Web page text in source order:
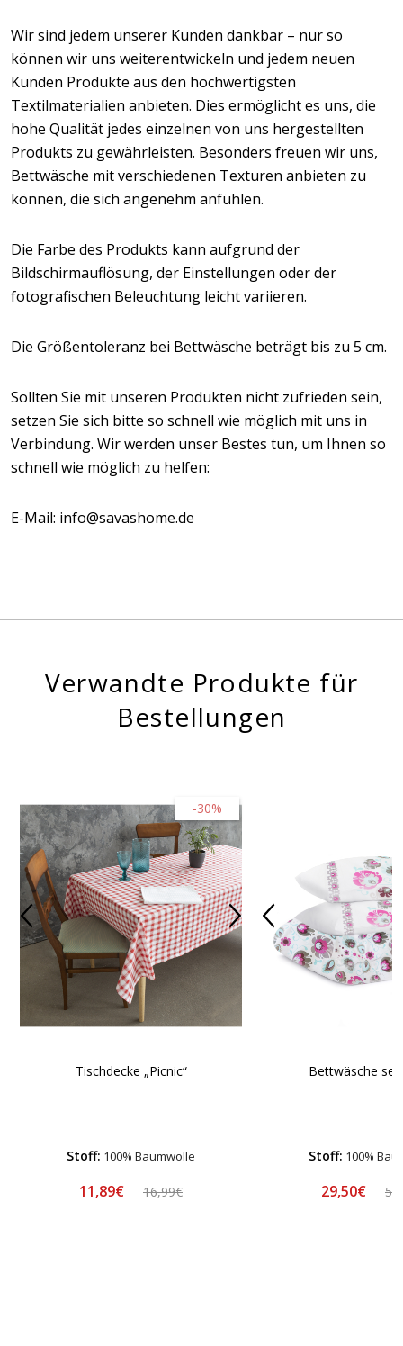
Wir sind jedem unserer Kunden dankbar – nur so
können wir uns weiterentwickeln und jedem neuen
Kunden Produkte aus den hochwertigsten
Textilmaterialien anbieten. Dies ermöglicht es uns, die
hohe Qualität jedes einzelnen von uns hergestellten
Produkts zu gewährleisten. Besonders freuen wir uns,
Bettwäsche mit verschiedenen Texturen anbieten zu
können, die sich angenehm anfühlen.
Die Farbe des Produkts kann aufgrund der
Bildschirmauflösung, der Einstellungen oder der
fotografischen Beleuchtung leicht variieren.
Die Größentoleranz bei Bettwäsche beträgt bis zu 5 cm.
Sollten Sie mit unseren Produkten nicht zufrieden sein,
setzen Sie sich bitte so schnell wie möglich mit uns in
Verbindung. Wir werden unser Bestes tun, um Ihnen so
schnell wie möglich zu helfen:
E-Mail: info@savashome.de
Verwandte Produkte für
Bestellungen
-30%
Tischdecke „Picnic“
Stoff: 100% Baumwolle
11,89€ 16,99€
Bettwäsche set
Stoff: 100%
29,50€